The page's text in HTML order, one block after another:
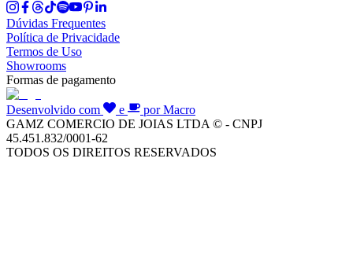
Dúvidas Frequentes
Política de Privacidade
Termos de Uso
Showrooms
Formas de pagamento
Desenvolvido com e
por Macro
GAMZ COMERCIO DE JOIAS LTDA © - CNPJ
45.451.832/0001-62
TODOS OS DIREITOS RESERVADOS